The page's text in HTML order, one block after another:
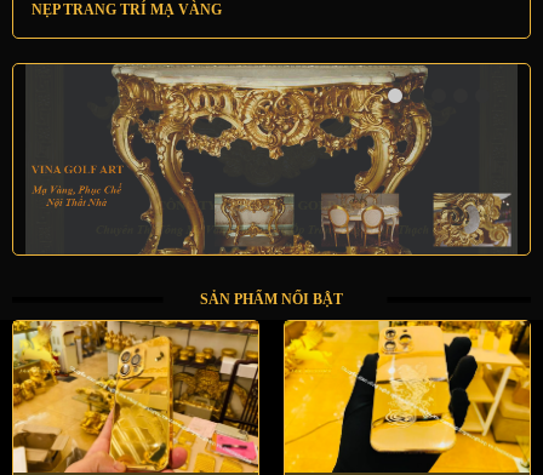
NẸP TRANG TRÍ MẠ VÀNG
SẢN PHẨM NỔI BẬT